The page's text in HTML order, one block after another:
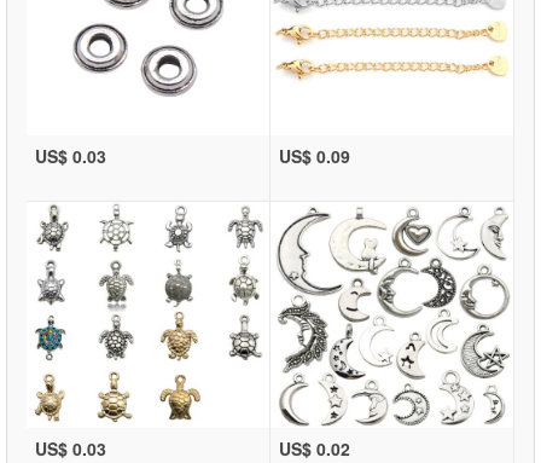
US$ 0.03 US$ 0.09
US$ 0.03 US$ 0.02